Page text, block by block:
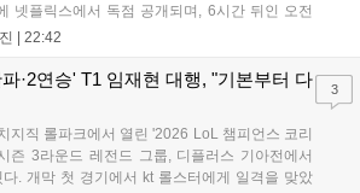
넷플릭스에서 독점 공개되며, 6시간 뒤인 오전
튜브와 홈페이지에서도 확인할 수 있다. 기존보
향후 게임 마케팅 방식에 어떤 변화를 가져올지
목이 쏠리고 있다....
22:42
·2연승' T1 임재현 대행, "기본부터 다
지직 롤파크에서 열린 '2026 LoL 챔피언스 코리
즌 3라운드 레전드 그룹, 디플러스 기아전에서
. 개막 첫 경기에서 kt 롤스터에게 일격을 맞았
3